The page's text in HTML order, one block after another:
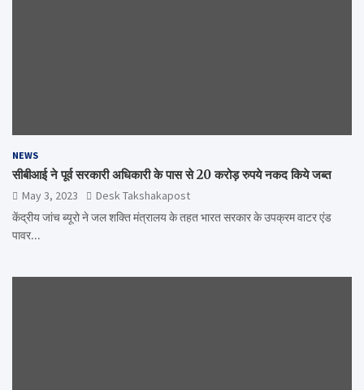
NEWS
सीबीआई ने पूर्व सरकारी अधिकारी के पास से 20 करोड़ रुपये नकद किये जब्त
May 3, 2023
Desk Takshakapost
केंद्रीय जांच ब्यूरो ने जल शक्ति मंत्रालय के तहत भारत सरकार के उपक्रम वाटर एंड
पावर…